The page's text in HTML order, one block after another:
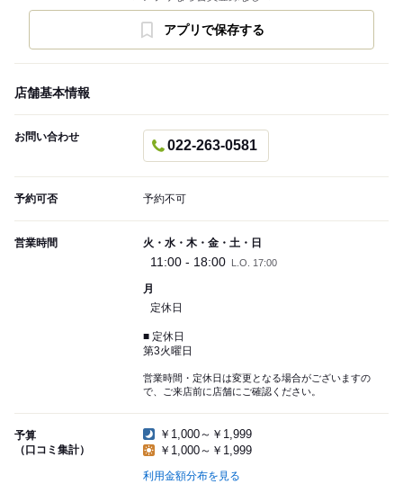
アプリで保存する
店舗基本情報
お問い合わせ
022-263-0581
予約可否 予約不可
営業時間 火・水・木・金・土・日
11:00 - 18:00 L.O. 17:00
月
定休日
■ 定休日
第3火曜日
営業時間・定休日は変更となる場合がございますの
で、ご来店前に店舗にご確認ください。
予算
（口コミ集計）
￥1,000～￥1,999
￥1,000～￥1,999
利用金額分布を見る